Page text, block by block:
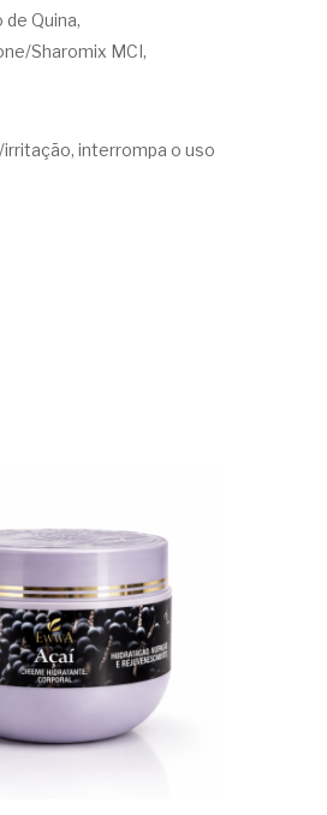
Quina,
Sharomix MCI,
interrompa o uso